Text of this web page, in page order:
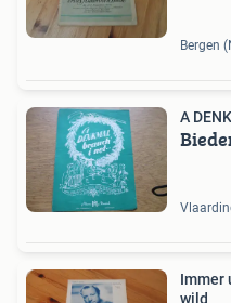
Bergen
A
Immer
wild